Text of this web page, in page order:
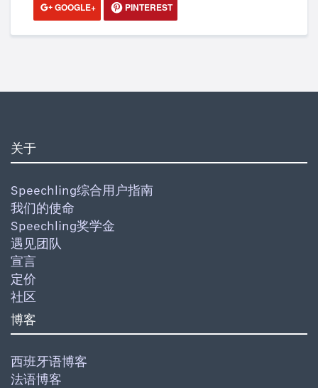
GOOGLE+
PINTEREST
关于
Speechling综合用户指南
我们的使命
Speechling奖学金
遇见团队
宣言
定价
社区
博客
西班牙语博客
法语博客